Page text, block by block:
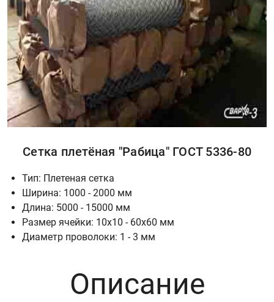
Сетка плетёная "Рабица" ГОСТ 5336-80
Тип: Плетеная сетка
Ширина: 1000 - 2000 мм
Длина: 5000 - 15000 мм
Размер ячейки: 10х10 - 60х60 мм
Диаметр проволоки: 1 - 3 мм
Описание